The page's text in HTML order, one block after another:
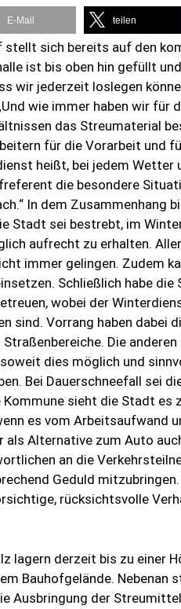
E-Mail teilen
stellt sich bereits auf den
ist bis oben hin gefüllt
wir jederzeit loslegen
wie immer haben wir
das Streumaterial
für die Vorarbeit und
heißt, bei jedem Wetter
die besondere
In dem Zusammenhang
Stadt sei bestrebt, im
aufrecht zu erhalten.
immer gelingen. Zudem
Schließlich habe
wobei der
sind. Vorrang haben dabei
Die
dies möglich und
Bei Dauerschneefall sei
sieht die Stadt es
es vom Arbeitsaufwand
als Alternative zum Auto
an die
Geduld
rücksichtsvolle
lagern derzeit bis zu einer
Bauhofgelände. Nebenan
Ausbringung der